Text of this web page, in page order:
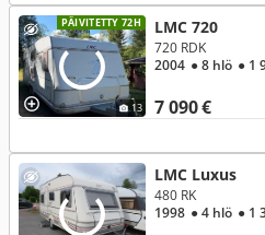
PÄIVITETTY 72H
13
LMC 720
7 090 €
720 RDK
2004 ● 8 hlö ● 1
LMC Luxus
480 RK
1998 ● 4 hlö ● 1